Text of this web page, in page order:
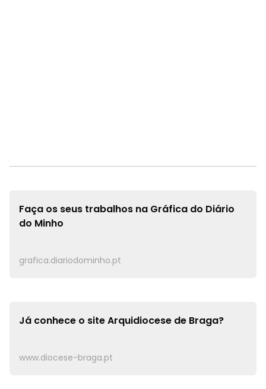
Faça os seus trabalhos na Gráfica do Diário
do Minho
grafica.diariodominho.pt
Já conhece o siteArquidiocese de Braga?
www.diocese-braga.pt